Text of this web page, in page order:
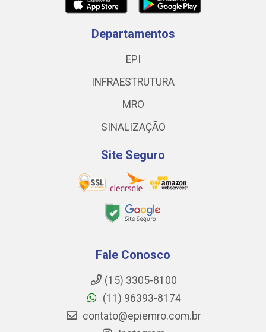
Departamentos
EPI
INFRAESTRUTURA
MRO
SINALIZAÇÃO
Site Seguro
Fale Conosco
(15) 3305-8100
(11) 96393-8174
contato@epiemro.com.br